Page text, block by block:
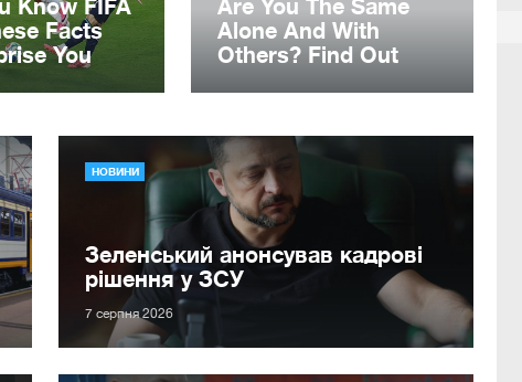
НОВИНИ
Зеленський анонсував кадрові
рішення у ЗСУ
7 серпня 2026